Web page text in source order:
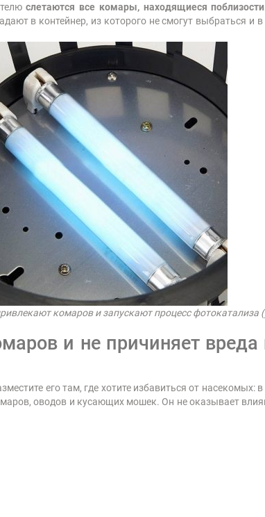
слетаются все комары, находящиеся поблизости
в контейнер, из которого не смогут выбраться и
комаров и запускают процесс фотокатализа
и не причиняет
его там, где хотите избавиться от
оводов и кусающих мошек. Он не оказывает